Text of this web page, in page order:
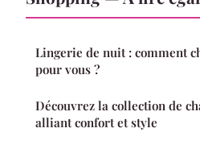
Lingerie de nuit : comment
pour vous ?
Découvrez la collection de
alliant confort et style